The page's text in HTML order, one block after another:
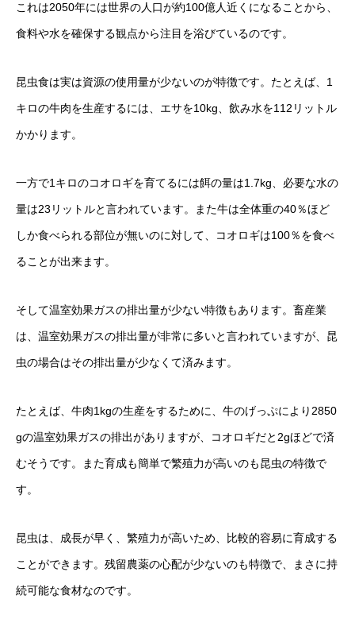
これは2050年には世界の人口が約100億人近くになることから、
食料や水を確保する観点から注目を浴びているのです。
昆虫食は実は資源の使用量が少ないのが特徴です。たとえば、1
キロの牛肉を生産するには、エサを10kg、飲み水を112リットル
かかります。
一方で1キロのコオロギを育てるには餌の量は1.7kg、必要な水の
量は23リットルと言われています。また牛は全体重の40％ほど
しか食べられる部位が無いのに対して、コオロギは100％を食べ
ることが出来ます。
そして温室効果ガスの排出量が少ない特徴もあります。畜産業
は、温室効果ガスの排出量が非常に多いと言われていますが、昆
虫の場合はその排出量が少なくて済みます。
たとえば、牛肉1kgの生産をするために、牛のげっぷにより2850
gの温室効果ガスの排出がありますが、コオロギだと2gほどで済
むそうです。また育成も簡単で繁殖力が高いのも昆虫の特徴で
す。
昆虫は、成長が早く、繁殖力が高いため、比較的容易に育成する
ことができます。残留農薬の心配が少ないのも特徴で、まさに持
続可能な食材なのです。